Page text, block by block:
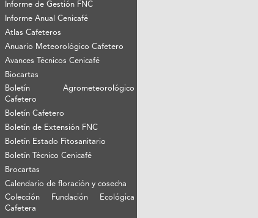
Informe de Gestión FNC
Informe Anual Cenicafé
Atlas Cafeteros
Anuario Meteorológico Cafetero
Avances Técnicos Cenicafé
Biocartas
Boletín Agrometeorológico
Cafetero
Boletín Cafetero
Boletín de Extensión FNC
Boletín Estado Fitosanitario
Boletín Técnico Cenicafé
Brocartas
Calendario de floración y cosecha
Colección Fundación Ecológica
Cafetera